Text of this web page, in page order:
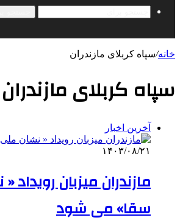
خانه/سپاه کربلای مازندران
سپاه کربلای مازندران
آخرین اخبار
۱۴۰۳/۰۸/۲۱
مازندران میزبان
سقا» می شود